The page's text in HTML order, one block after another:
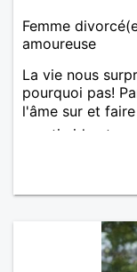
Femme
amoureuse
La vie nous
pourquoi pas!
l'âme sur et
peu timide et
bien. J'attends